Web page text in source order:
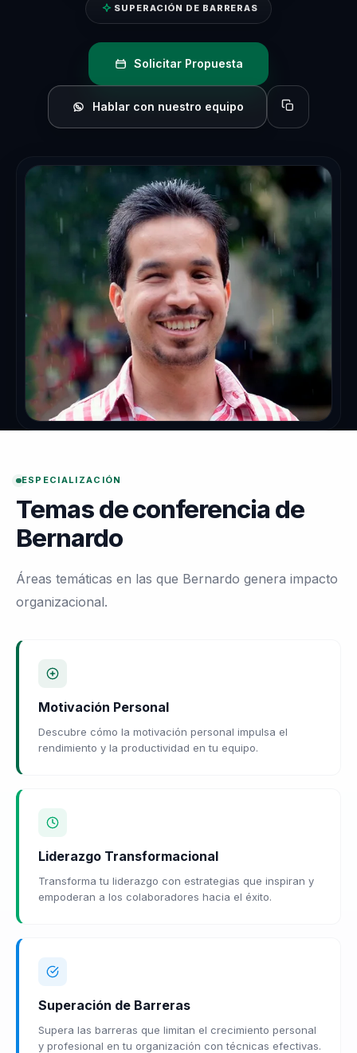
SUPERACIÓN DE BARRERAS
Solicitar Propuesta
Hablar con nuestro equipo Copiar perfil
ESPECIALIZACIÓN
Temas de conferencia de
Bernardo
Áreas temáticas en las que Bernardo genera impacto
organizacional.
Motivación Personal
Descubre cómo la motivación personal impulsa el
rendimiento y la productividad en tu equipo.
Liderazgo Transformacional
Transforma tu liderazgo con estrategias que inspiran y
empoderan a los colaboradores hacia el éxito.
Superación de Barreras
Supera las barreras que limitan el crecimiento personal
y profesional en tu organización con técnicas efectivas.